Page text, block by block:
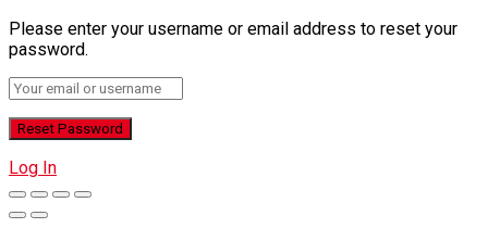
Please enter your username or email address to reset your
password.
Log In